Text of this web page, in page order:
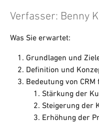
Verfasser: Benny
Was Sie erwartet:
Grundlagen und
Definition und
Bedeutung von
Stärkung der
Steigerung der
Erhöhung der